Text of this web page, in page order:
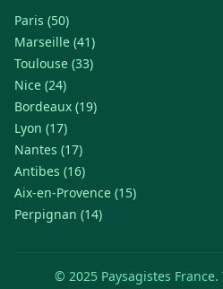
Paris (50)
Marseille (41)
Toulouse (33)
Nice (24)
Bordeaux (19)
Lyon (17)
Nantes (17)
Antibes (16)
Aix-en-Provence (15)
Perpignan (14)
© 2025 Paysagistes